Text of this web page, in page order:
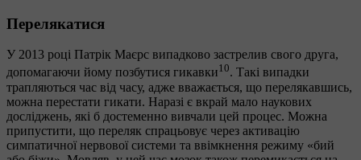
Перелякатися
У 2013 році Патрік Маєрс випадково застрелив свого друга,
допомагаючи йому позбутися гикавки10. Такі випадки
трапляються час від часу, адже вважається, що перелякавшись,
можна перестати гикати. Наразі є вкрай мало наукових
досліджень, які б достеменно вивчали цей процес. Можна
припустити, що переляк спрацьовує через активацію
симпатичної нервової системи та ввімкнення режиму «бий